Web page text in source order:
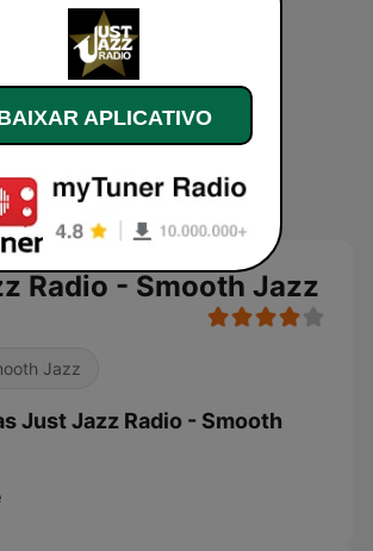
Radio - Smooth Jazz
Jazz
Just Jazz Radio - Smooth
APLICATIVO